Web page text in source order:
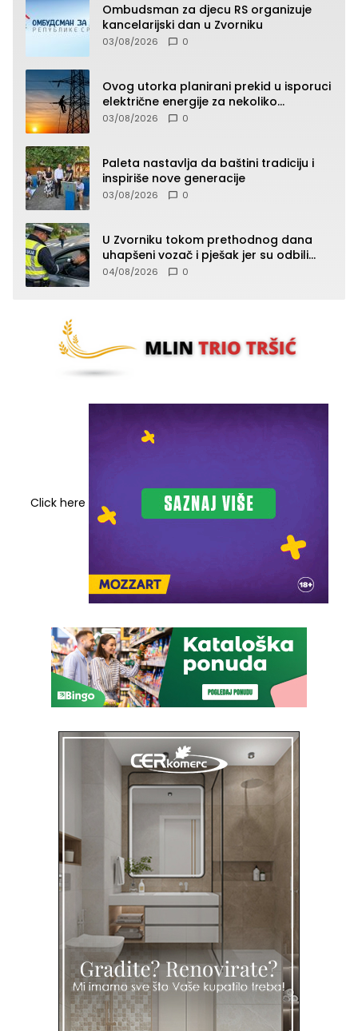
Ombudsman za djecu RS organizuje
kancelarijski dan u Zvorniku
03/08/2026 0
Ovog utorka planirani prekid u isporuci
električne energije za nekoliko
zvorničkih naselja
03/08/2026 0
Paleta nastavlja da baštini tradiciju i
inspiriše nove generacije
03/08/2026 0
U Zvorniku tokom prethodnog dana
uhapšeni vozač i pješak jer su odbili
testiranje na prisustvo droge
04/08/2026 0
Click here